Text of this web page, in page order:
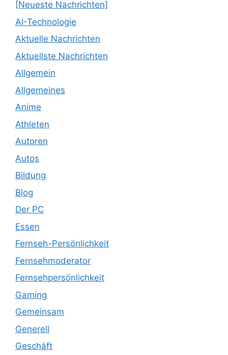
[Neueste Nachrichten]
AI-Technologie
Aktuelle Nachrichten
Aktuellste Nachrichten
Allgemein
Allgemeines
Anime
Athleten
Autoren
Autos
Bildung
Blog
Der PC
Essen
Fernseh-Persönlichkeit
Fernsehmoderator
Fernsehpersönlichkeit
Gaming
Gemeinsam
Generell
Geschäft